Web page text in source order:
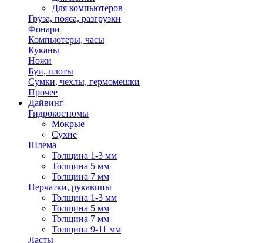
Для компьютеров
Груза, пояса, разгрузки
Фонари
Компьютеры, часы
Куканы
Ножи
Буи, плоты
Сумки, чехлы, гермомешки
Прочее
Дайвинг
Гидрокостюмы
Мокрые
Сухие
Шлема
Толщина 1-3 мм
Толщина 5 мм
Толщина 7 мм
Перчатки, рукавицы
Толщина 1-3 мм
Толщина 5 мм
Толщина 7 мм
Толщина 9-11 мм
Ласты